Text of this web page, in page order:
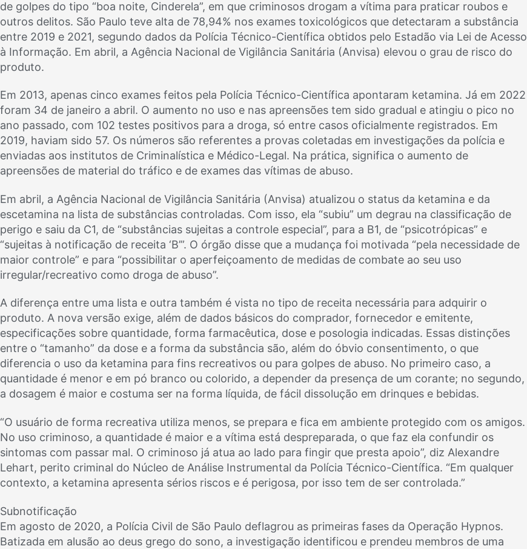
de golpes do tipo “boa noite, Cinderela”, em que criminosos drogam a vítima para praticar roubos e
outros delitos. São Paulo teve alta de 78,94% nos exames toxicológicos que detectaram a substância
entre 2019 e 2021, segundo dados da Polícia Técnico-Científica obtidos pelo Estadão via Lei de Acesso
à Informação. Em abril, a Agência Nacional de Vigilância Sanitária (Anvisa) elevou o grau de risco do
produto.
Em 2013, apenas cinco exames feitos pela Polícia Técnico-Científica apontaram ketamina. Já em 2022
foram 34 de janeiro a abril. O aumento no uso e nas apreensões tem sido gradual e atingiu o pico no
ano passado, com 102 testes positivos para a droga, só entre casos oficialmente registrados. Em
2019, haviam sido 57. Os números são referentes a provas coletadas em investigações da polícia e
enviadas aos institutos de Criminalística e Médico-Legal. Na prática, significa o aumento de
apreensões de material do tráfico e de exames das vítimas de abuso.
Em abril, a Agência Nacional de Vigilância Sanitária (Anvisa) atualizou o status da ketamina e da
escetamina na lista de substâncias controladas. Com isso, ela “subiu” um degrau na classificação de
perigo e saiu da C1, de “substâncias sujeitas a controle especial”, para a B1, de “psicotrópicas” e
“sujeitas à notificação de receita ‘B’”. O órgão disse que a mudança foi motivada “pela necessidade de
maior controle” e para “possibilitar o aperfeiçoamento de medidas de combate ao seu uso
irregular/recreativo como droga de abuso”.
A diferença entre uma lista e outra também é vista no tipo de receita necessária para adquirir o
produto. A nova versão exige, além de dados básicos do comprador, fornecedor e emitente,
especificações sobre quantidade, forma farmacêutica, dose e posologia indicadas. Essas distinções
entre o “tamanho” da dose e a forma da substância são, além do óbvio consentimento, o que
diferencia o uso da ketamina para fins recreativos ou para golpes de abuso. No primeiro caso, a
quantidade é menor e em pó branco ou colorido, a depender da presença de um corante; no segundo,
a dosagem é maior e costuma ser na forma líquida, de fácil dissolução em drinques e bebidas.
“O usuário de forma recreativa utiliza menos, se prepara e fica em ambiente protegido com os amigos.
No uso criminoso, a quantidade é maior e a vítima está despreparada, o que faz ela confundir os
sintomas com passar mal. O criminoso já atua ao lado para fingir que presta apoio”, diz Alexandre
Lehart, perito criminal do Núcleo de Análise Instrumental da Polícia Técnico-Científica. “Em qualquer
contexto, a ketamina apresenta sérios riscos e é perigosa, por isso tem de ser controlada.”
Subnotificação
Em agosto de 2020, a Polícia Civil de São Paulo deflagrou as primeiras fases da Operação Hypnos.
Batizada em alusão ao deus grego do sono, a investigação identificou e prendeu membros de uma